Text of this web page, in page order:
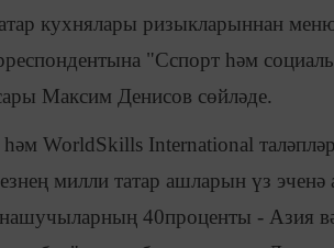
кухнялары ризыкларыннан
"Сспорт һәм социаль
Максим Денисов сөйләде.
WorldSkills International
милли татар ашларын үз эченә
40проценты - Азия